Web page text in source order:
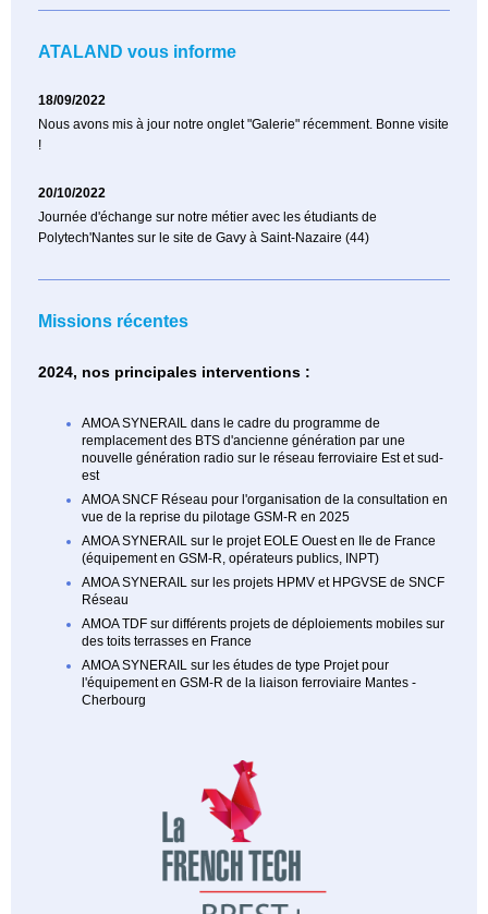
ATALAND vous informe
18/09/2022
Nous avons mis à jour notre onglet "Galerie" récemment. Bonne visite
!
20/10/2022
Journée d'échange sur notre métier avec les étudiants de
Polytech'Nantes sur le site de Gavy à Saint-Nazaire (44)
Missions récentes
2024, nos principales interventions :
AMOA SYNERAIL dans le cadre du programme de
remplacement des BTS d'ancienne génération par une
nouvelle génération radio sur le réseau ferroviaire Est et sud-
est
AMOA SNCF Réseau pour l'organisation de la consultation en
vue de la reprise du pilotage GSM-R en 2025
AMOA SYNERAIL sur le projet EOLE Ouest en Ile de France
(équipement en GSM-R, opérateurs publics, INPT)
AMOA SYNERAIL sur les projets HPMV et HPGVSE de SNCF
Réseau
AMOA TDF sur différents projets de déploiements mobiles sur
des toits terrasses en France
AMOA SYNERAIL sur les études de type Projet pour
l'équipement en GSM-R de la liaison ferroviaire Mantes -
Cherbourg